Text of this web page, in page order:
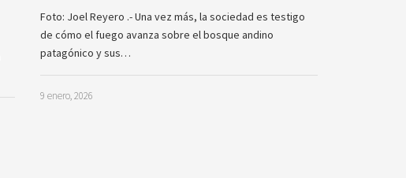
Foto: Joel Reyero .- Una vez más, la sociedad es testigo
de cómo el fuego avanza sobre el bosque andino
patagónico y sus…
9 enero, 2026